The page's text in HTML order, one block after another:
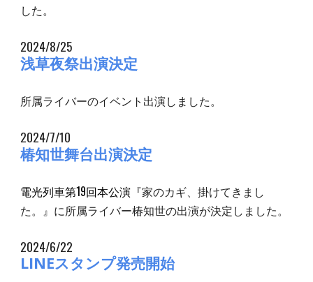
した。
2024/8/25
浅草夜祭出演決定
所属ライバーのイベント出演しました。
2024/7/10
椿知世舞台出演決定
電光列車第19回本公演 『家のカギ、掛けてきまし
た。』に所属ライバー椿知世の出演が決定しました。
2024/6/22
LINEスタンプ発売開始